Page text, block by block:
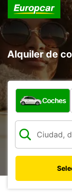
Alquiler de
¿Qué tipo de
Coches